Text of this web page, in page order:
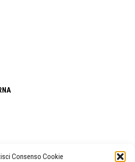
Consenso Cookie